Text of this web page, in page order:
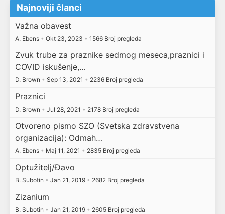
Najnoviji članci
Važna obavest
A. Ebens • Okt 23, 2023 • 1566 Broj pregleda
Zvuk trube za praznike sedmog meseca,praznici i
COVID iskušenje,…
D. Brown • Sep 13, 2021 • 2236 Broj pregleda
Praznici
D. Brown • Jul 28, 2021 • 2178 Broj pregleda
Otvoreno pismo SZO (Svetska zdravstvena
organizacija): Odmah…
A. Ebens • Maj 11, 2021 • 2835 Broj pregleda
Optužitelj/Đavo
B. Subotin • Jan 21, 2019 • 2682 Broj pregleda
Zizanium
B. Subotin • Jan 21, 2019 • 2605 Broj pregleda